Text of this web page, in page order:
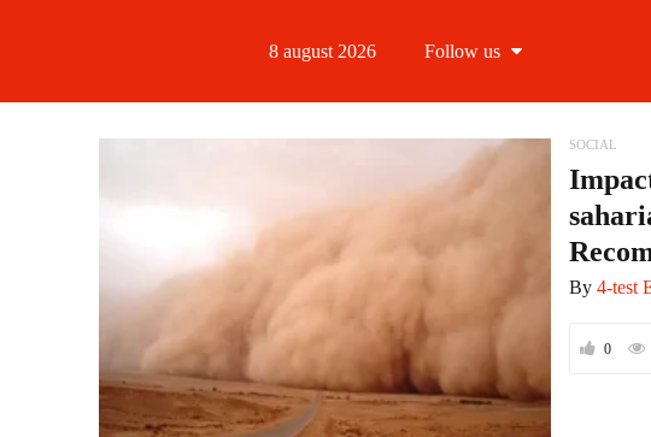
8 august 2026 Follow us
Follow us on Twitter
Follow us on Instagram
SOCIAL
By 4-test
0